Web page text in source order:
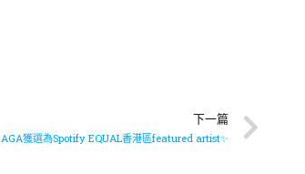
下一篇
AGA獲選為Spotify EQUAL香港區featured artist✨